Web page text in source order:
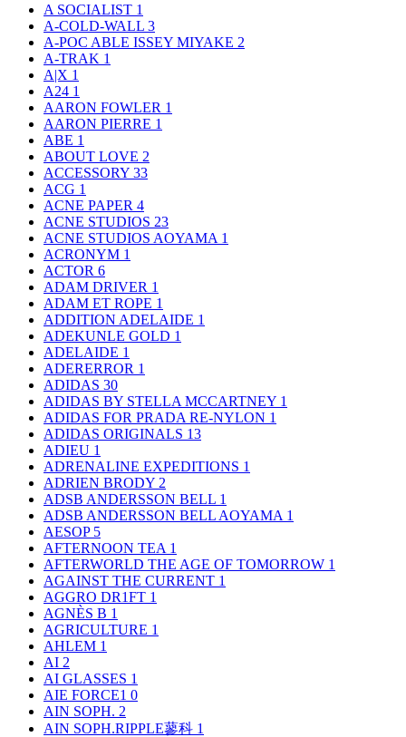
A SOCIALIST 1
A-COLD-WALL 3
A-POC ABLE ISSEY MIYAKE 2
A-TRAK 1
A|X 1
A24 1
AARON FOWLER 1
AARON PIERRE 1
ABE 1
ABOUT LOVE 2
ACCESSORY 33
ACG 1
ACNE PAPER 4
ACNE STUDIOS 23
ACNE STUDIOS AOYAMA 1
ACRONYM 1
ACTOR 6
ADAM DRIVER 1
ADAM ET ROPE 1
ADDITION ADELAIDE 1
ADEKUNLE GOLD 1
ADELAIDE 1
ADERERROR 1
ADIDAS 30
ADIDAS BY STELLA MCCARTNEY 1
ADIDAS FOR PRADA RE-NYLON 1
ADIDAS ORIGINALS 13
ADIEU 1
ADRENALINE EXPEDITIONS 1
ADRIEN BRODY 2
ADSB ANDERSSON BELL 1
ADSB ANDERSSON BELL AOYAMA 1
AESOP 5
AFTERNOON TEA 1
AFTERWORLD THE AGE OF TOMORROW 1
AGAINST THE CURRENT 1
AGGRO DR1FT 1
AGNÈS B 1
AGRICULTURE 1
AHLEM 1
AI 2
AI GLASSES 1
AIE FORCE1 0
AIN SOPH. 2
AIN SOPH.RIPPLE蓼科 1